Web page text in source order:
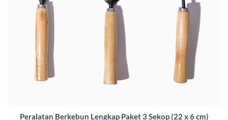
Peralatan Berkebun Lengkap Paket 3 Sekop (22 x 6 cm)